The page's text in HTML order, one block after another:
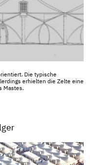
Die typische
erhielten die Zelte eine
Mastes.